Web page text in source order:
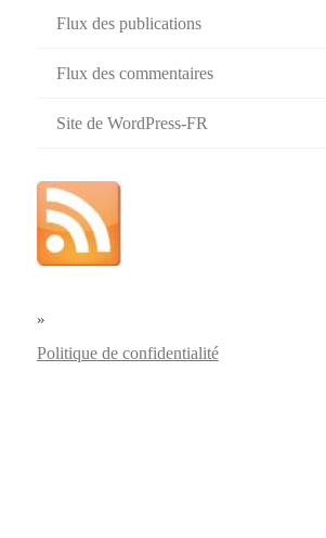
Flux des publications
Flux des commentaires
Site de WordPress-FR
»
Politique de confidentialité